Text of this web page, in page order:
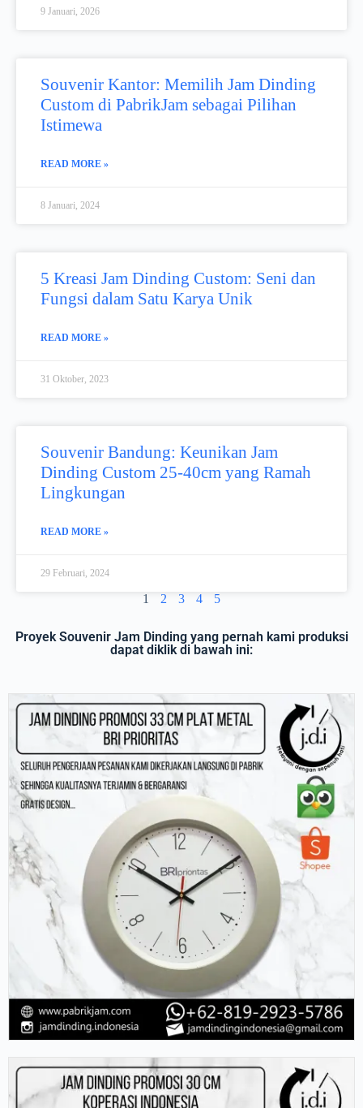
9 Januari, 2026
Souvenir Kantor: Memilih Jam Dinding
Custom di PabrikJam sebagai Pilihan
Istimewa
READ MORE »
8 Januari, 2024
5 Kreasi Jam Dinding Custom: Seni dan
Fungsi dalam Satu Karya Unik
READ MORE »
31 Oktober, 2023
Souvenir Bandung: Keunikan Jam
Dinding Custom 25-40cm yang Ramah
Lingkungan
READ MORE »
29 Februari, 2024
1 2 3 4 5
Proyek Souvenir Jam Dinding yang pernah kami produksi
dapat diklik di bawah ini: